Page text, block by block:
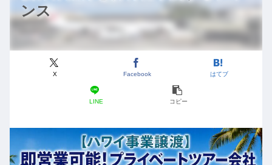
ンス
X Facebook はてブ
LINE コピー